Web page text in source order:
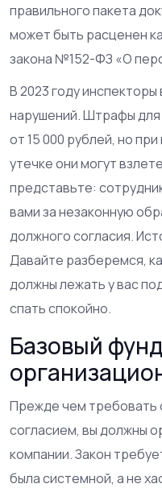
правильного пакета
может быть расценен
закона №152-ФЗ «О
В 2023 году
нарушений. Штрафы
от 15 000 рублей, но
утечке они могут
представьте:
вами за незаконную
должного согласия.
Давайте разберемся,
должны лежать у вас
спать спокойно.
Базовый
Прежде чем требовать
согласием, вы должны
компании. Закон
была системной, а не